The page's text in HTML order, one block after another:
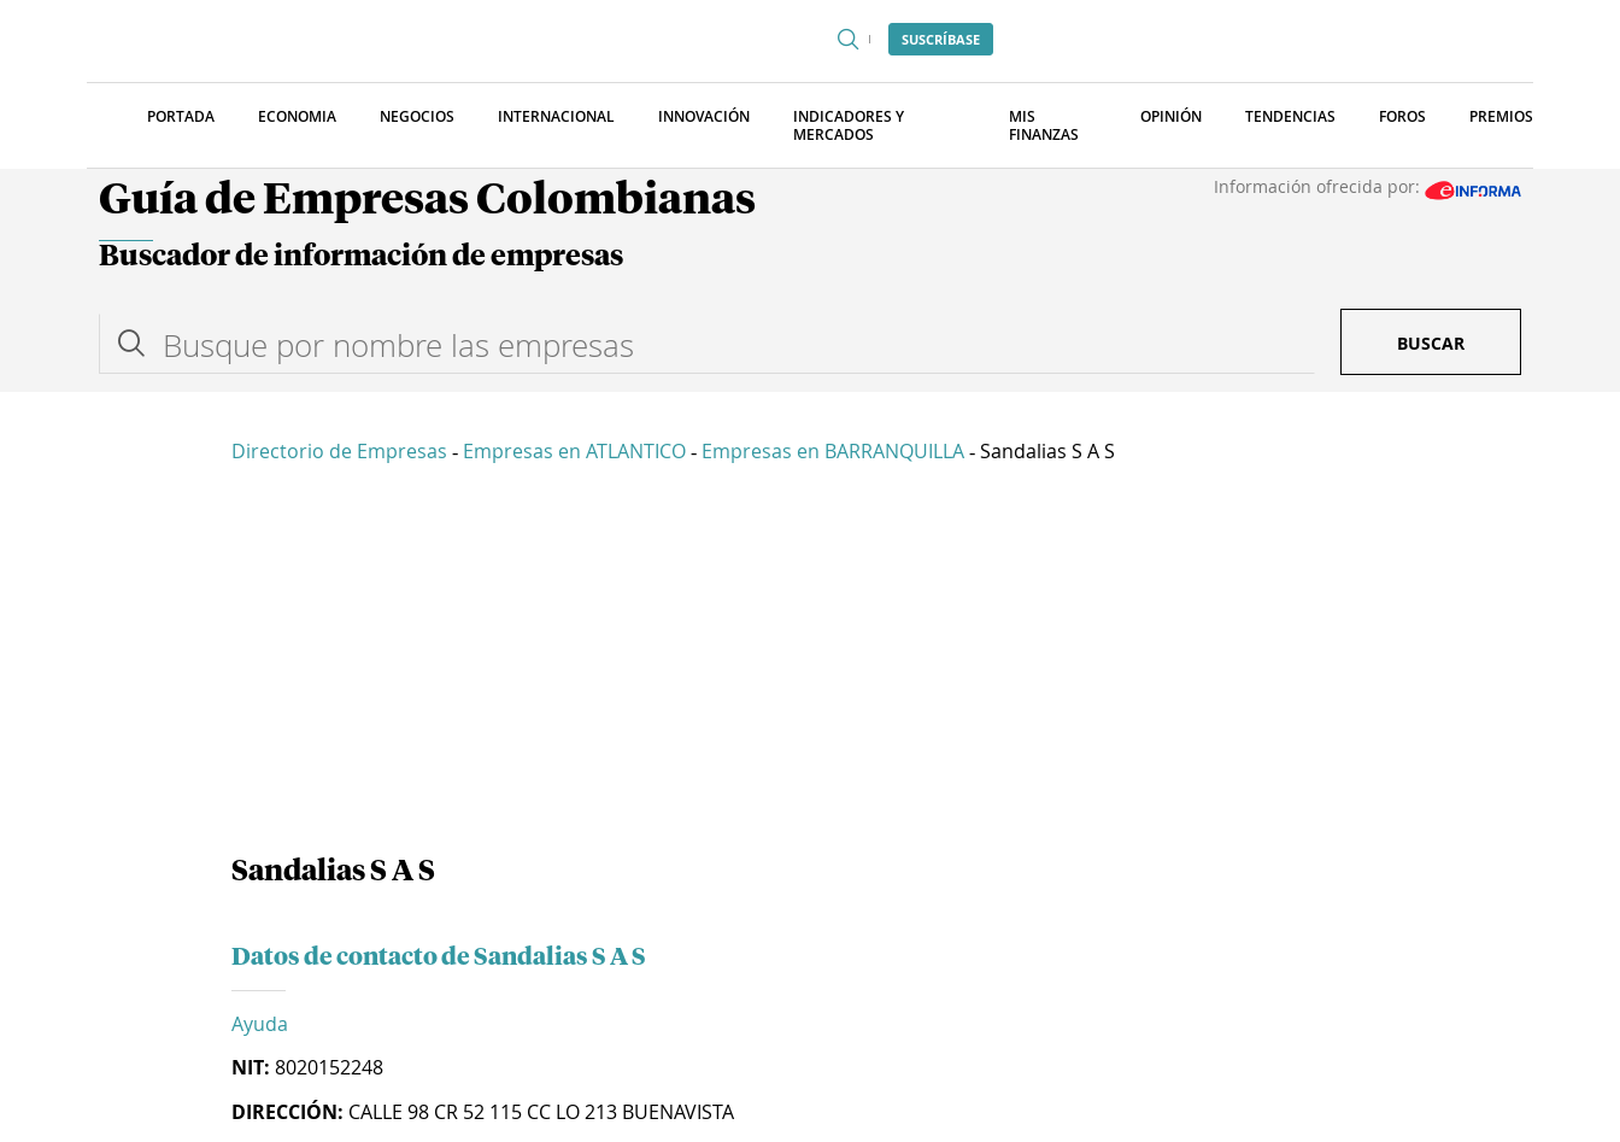
SUSCRÍBASE
PORTADA ECONOMIA NEGOCIOS INTERNACIONAL INNOVACIÓN
INDICADORES Y
MERCADOS
MIS
FINANZAS
OPINIÓN TENDENCIAS FOROS PREMIOS
Guía de Empresas Colombianas Información ofrecida por:
Buscador de información de empresas
BUSCAR
Directorio de Empresas - Empresas en ATLANTICO - Empresas en BARRANQUILLA - Sandalias S A S
Sandalias S A S
Datos de contacto de Sandalias S A S
Ayuda
NIT: 8020152248
DIRECCIÓN: CALLE 98 CR 52 115 CC LO 213 BUENAVISTA